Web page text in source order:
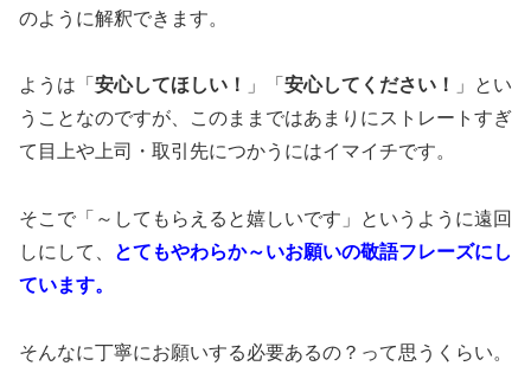
のように解釈できます。
ようは「 安心してほしい！ 」「 安心してください！
」とい
うことなのですが、このままではあまりにストレートすぎ
て目上や上司・取引先につかうにはイマイチです。
そこで「～してもらえると嬉しいです」というように遠回
しにして、
とてもやわらか～いお願いの敬語フレーズにし
ています。
そんなに丁寧にお願いする必要あるの？って思うくらい。